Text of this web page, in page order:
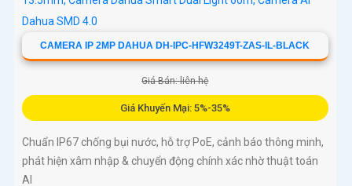
CAMERA IP 2MP DAHUA DH-IPC-HFW3249T-ZAS-IL-BLACK
Giá Bán: liên hệ
Giá Khuyến Mại: 5%-35%
Chuẩn IP67 chống bụi nước, hỗ trợ PoE, cảnh báo thông minh,
phát hiện xâm nhập & chuyển động chính xác nhờ thuật toán
AI